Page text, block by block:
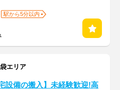
駅から5分以内
エリア
宅設備の搬入】未経験歓迎!高